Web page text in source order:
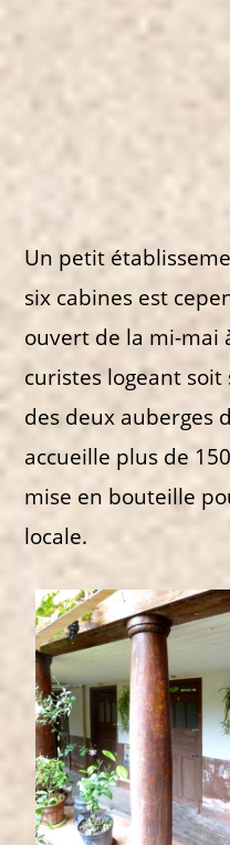
Un petit
six cabines est
ouvert de la mi-mai
curistes logeant
des deux auberges
accueille plus de
mise en bouteille
locale.